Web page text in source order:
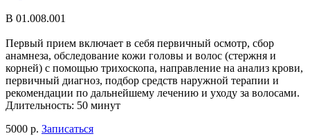
В 01.008.001
Первый прием включает в себя первичный осмотр, сбор
анамнеза, обследование кожи головы и волос (стержня и
корней) с помощью трихоскопа, направление на анализ крови,
первичный диагноз, подбор средств наружной терапии и
рекомендации по дальнейшему лечению и уходу за волосами.
Длительность: 50 минут
5000 р. Записаться